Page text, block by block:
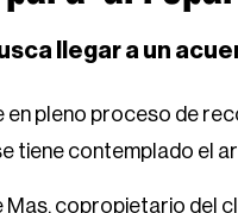
llegar a un
en pleno proceso de
tiene contemplado el
copropietario del